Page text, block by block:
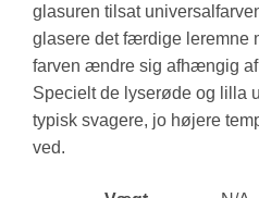
glasuren tilsat
glasere det færdige leremne
farven ændre sig afhængig
Specielt de lyserøde og lilla
typisk svagere, jo højere
ved.